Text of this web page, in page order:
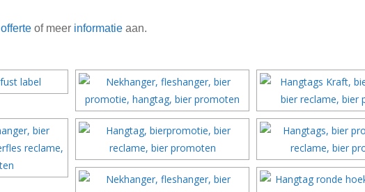
offerte of meer informatie aan.